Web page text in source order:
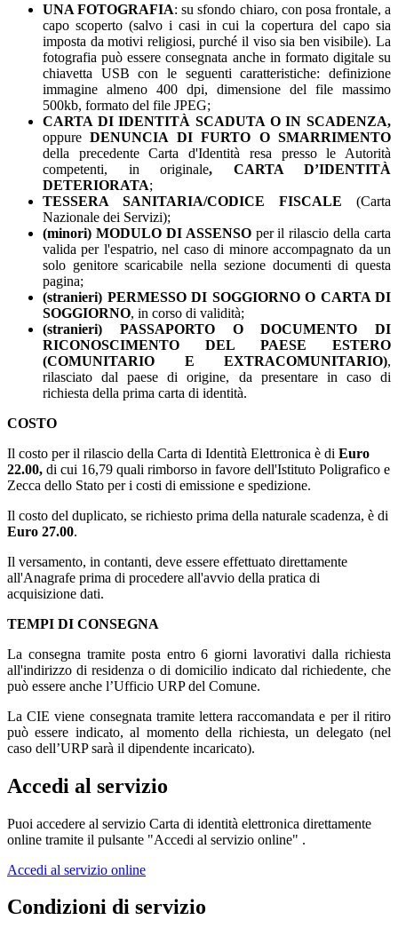
UNA FOTOGRAFIA: su sfondo chiaro, con posa frontale, a
capo scoperto (salvo i casi in cui la copertura del capo sia
imposta da motivi religiosi, purché il viso sia ben visibile). La
fotografia può essere consegnata anche in formato digitale su
chiavetta USB con le seguenti caratteristiche: definizione
immagine almeno 400 dpi, dimensione del file massimo
500kb, formato del file JPEG;
CARTA DI IDENTITÀ SCADUTA O IN SCADENZA,
oppure DENUNCIA DI FURTO O SMARRIMENTO
della precedente Carta d'Identità resa presso le Autorità
competenti, in originale, CARTA D’IDENTITÀ
DETERIORATA;
TESSERA SANITARIA/CODICE FISCALE (Carta
Nazionale dei Servizi);
(minori) MODULO DI ASSENSOper il rilascio della carta
valida per l'espatrio, nel caso di minore accompagnato da un
solo genitore scaricabile nella sezione documenti di questa
pagina;
(stranieri) PERMESSO DI SOGGIORNO O CARTA DI
SOGGIORNO, in corso di validità;
(stranieri) PASSAPORTO O DOCUMENTO DI
RICONOSCIMENTO DEL PAESE ESTERO
(COMUNITARIO E EXTRACOMUNITARIO),
rilasciato dal paese di origine, da presentare in caso di
richiesta della prima carta di identità.
COSTO
Il costo per il rilascio della Carta di Identità Elettronica è di Euro
22.00, di cui 16,79 quali rimborso in favore dell'Istituto Poligrafico e
Zecca dello Stato per i costi di emissione e spedizione.
Il costo del duplicato, se richiesto prima della naturale scadenza, è di
Euro 27.00.
Il versamento, in contanti, deve essere effettuato direttamente
all'Anagrafe prima di procedere all'avvio della pratica di
acquisizione dati.
TEMPI DI CONSEGNA
La consegna tramite posta entro 6 giorni lavorativi dalla richiesta
all'indirizzo di residenza o di domicilio indicato dal richiedente, che
può essere anche l’Ufficio URP del Comune.
La CIE viene consegnata tramite lettera raccomandata e per il ritiro
può essere indicato, al momento della richiesta, un delegato (nel
caso dell’URP sarà il dipendente incaricato).
Accedi al servizio
Puoi accedere al servizio Carta di identità elettronica direttamente
online tramite il pulsante "Accedi al servizio online" .
Accedi al servizio online
Condizioni di servizio